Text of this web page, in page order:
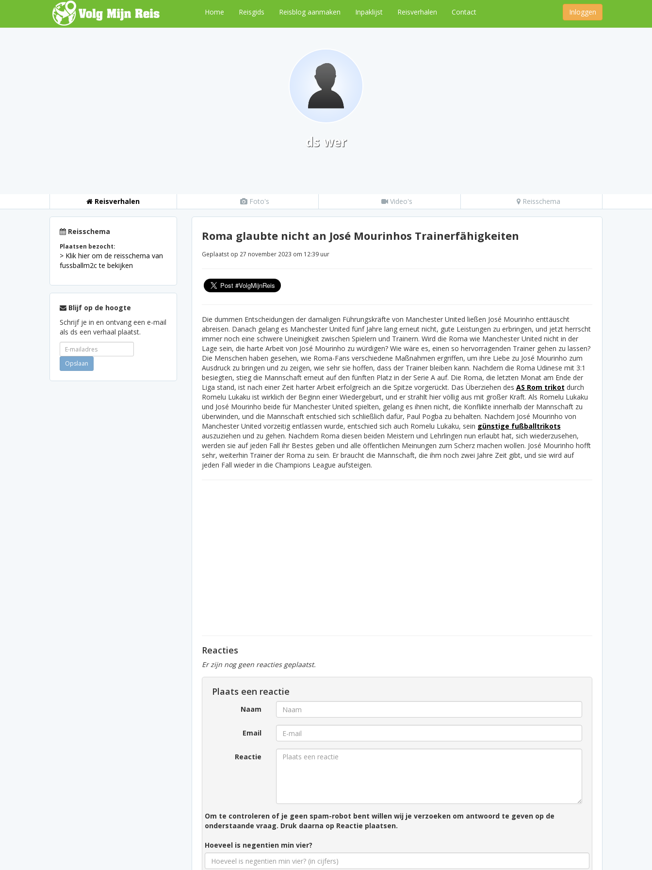
Home Reisgids Reisblog aanmaken Inpaklijst Reisverhalen Contact Inloggen
ds wer
Reisverhalen Foto's Video's Reisschema
Reisschema
Plaatsen bezocht:
> Klik hier om de reisschema van
fussballm2c te bekijken
Blijf op de hoogte
Schrijf je in en ontvang een e-mail
als ds een verhaal plaatst.
Roma glaubte nicht an José Mourinhos Trainerfähigkeiten
Geplaatst op 27 november 2023 om 12:39 uur
Die dummen Entscheidungen der damaligen Führungskräfte von Manchester United ließen José Mourinho enttäuscht
abreisen. Danach gelang es Manchester United fünf Jahre lang erneut nicht, gute Leistungen zu erbringen, und jetzt herrscht
immer noch eine schwere Uneinigkeit zwischen Spielern und Trainern. Wird die Roma wie Manchester United nicht in der
Lage sein, die harte Arbeit von José Mourinho zu würdigen? Wie wäre es, einen so hervorragenden Trainer gehen zu lassen?
Die Menschen haben gesehen, wie Roma-Fans verschiedene Maßnahmen ergriffen, um ihre Liebe zu José Mourinho zum
Ausdruck zu bringen und zu zeigen, wie sehr sie hoffen, dass der Trainer bleiben kann. Nachdem die Roma Udinese mit 3:1
besiegten, stieg die Mannschaft erneut auf den fünften Platz in der Serie A auf. Die Roma, die letzten Monat am Ende der
Liga stand, ist nach einer Zeit harter Arbeit erfolgreich an die Spitze vorgerückt. Das Überziehen des AS Rom trikot durch
Romelu Lukaku ist wirklich der Beginn einer Wiedergeburt, und er strahlt hier völlig aus mit großer Kraft. Als Romelu Lukaku
und José Mourinho beide für Manchester United spielten, gelang es ihnen nicht, die Konflikte innerhalb der Mannschaft zu
überwinden, und die Mannschaft entschied sich schließlich dafür, Paul Pogba zu behalten. Nachdem José Mourinho von
Manchester United vorzeitig entlassen wurde, entschied sich auch Romelu Lukaku, sein günstige fußballtrikots
auszuziehen und zu gehen. Nachdem Roma diesen beiden Meistern und Lehrlingen nun erlaubt hat, sich wiederzusehen,
werden sie auf jeden Fall ihr Bestes geben und alle öffentlichen Meinungen zum Scherz machen wollen. José Mourinho hofft
sehr, weiterhin Trainer der Roma zu sein. Er braucht die Mannschaft, die ihm noch zwei Jahre Zeit gibt, und sie wird auf
jeden Fall wieder in die Champions League aufsteigen.
Reacties
Er zijn nog geen reacties geplaatst.
Plaats een reactie
Naam
Email
Reactie
Om te controleren of je geen spam-robot bent willen wij je verzoeken om antwoord te geven op de
onderstaande vraag. Druk daarna op Reactie plaatsen.
Hoeveel is negentien min vier?